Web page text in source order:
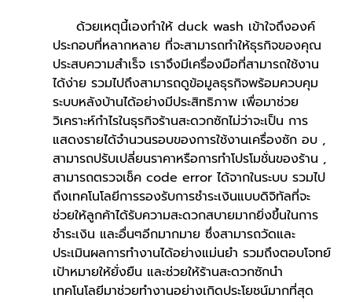
ประกอบที่หลากหลาย ที่จะสามารถทำให้ธุรกิจของคุณ
ประสบความสำเร็จ เราจึงมีเครื่องมือที่สามารถใช้งาน
ได้ง่าย รวมไปถึงสามารถดูข้อมูลธุรกิจพร้อมควบคุม
ระบบหลังบ้านได้อย่างมีประสิทธิภาพ เพื่อมาช่วย
วิเคราะห์กำไรในธุรกิจร้านสะดวกซักไม่ว่าจะเป็น การ
แสดงรายได้จำนวนรอบของการใช้งานเครื่องซัก อบ ,
สามารถปรับเปลี่ยนราคาหรือการทำโปรโมชั่นของร้าน ,
สามารถตรวจเช็ค code error ได้จากในระบบ รวมไป
ถึงเทคโนโลยีการรองรับการชำระเงินแบบดิจิทัลที่จะ
ช่วยให้ลูกค้าได้รับความสะดวกสบายมากยิ่งขึ้นในการ
ชำระเงิน และอื่นๆอีกมากมาย ซึ่งสามารถวัดและ
ประเมินผลการทำงานได้อย่างแม่นยำ รวมถึงตอบโจทย์
เป้าหมายให้ยั่งยืน และช่วยให้ร้านสะดวกซักนำ
เทคโนโลยีมาช่วยทำงานอย่างเกิดประโยชน์มากที่สุด